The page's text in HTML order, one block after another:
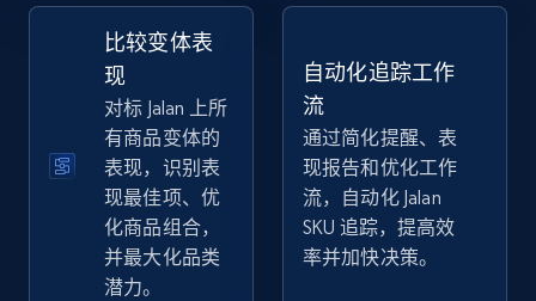
eBay - Gather data on products using
specified keywords
URL, Product id, Title, Seller name, Seller rating,
Seller reviews, Breadcrumbs, Root category, and
more.
2.5K+ 359+ 立即开始
比较变体表
现
对标 Jalan 上所
有商品变体的
表现，识别表
现最佳项、优
化商品组合，
并最大化品类
潜力。
自动化追踪工作
流
通过简化提醒、表
现报告和优化工作
流，自动化 Jalan
SKU 追踪，提高效
率并加快决策。